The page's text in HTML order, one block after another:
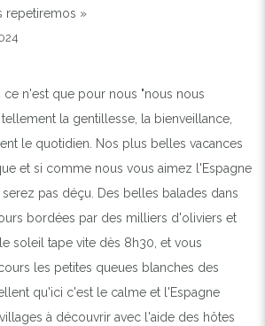
repetiremos »
n'est que pour nous "nous nous
la gentillesse, la bienveillance,
le quotidien. Nos plus belles vacances
et si comme nous vous aimez l'Espagne
pas déçu. Des belles balades dans
bordées par des milliers d'oliviers et
soleil tape vite dès 8h30, et vous
les petites queues blanches des
qu'ici c'est le calme et l'Espagne
à découvrir avec l'aide des hôtes